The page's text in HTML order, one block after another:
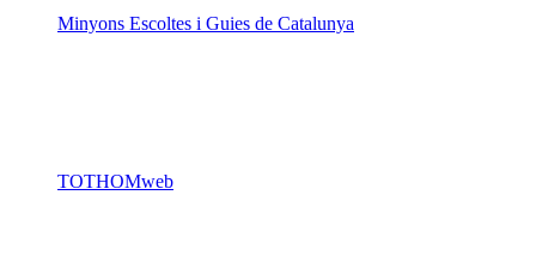
Minyons Escoltes i Guies de Catalunya
TOTHOMweb